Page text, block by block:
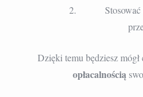
Dzięki temu będziesz mógł
opłacalnością